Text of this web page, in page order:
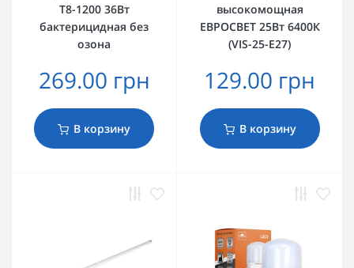
T8-1200 36Вт
бактерицидная без
озона
269.00 грн
В корзину
высокомощная
ЕВРОСВЕТ 25Вт 6400К
(VIS-25-E27)
129.00 грн
В корзину